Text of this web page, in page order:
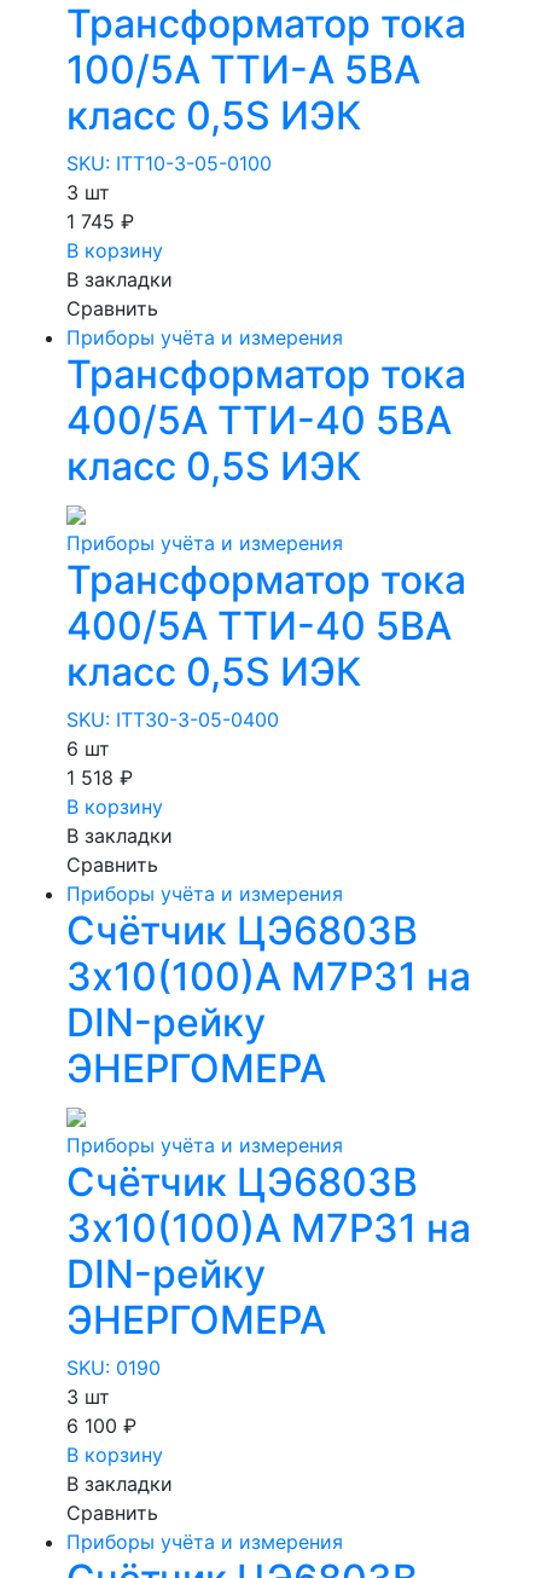
Трансформатор тока
100/5А ТТИ-А 5ВА
класс 0,5S ИЭК
SKU: ITT10-3-05-0100
3 шт
1 745 ₽
В корзину
В закладки
Сравнить
Приборы учёта и измерения
Трансформатор тока
400/5А ТТИ-40 5ВА
класс 0,5S ИЭК
Приборы учёта и измерения
Трансформатор тока
400/5А ТТИ-40 5ВА
класс 0,5S ИЭК
SKU: ITT30-3-05-0400
6 шт
1 518 ₽
В корзину
В закладки
Сравнить
Приборы учёта и измерения
Счётчик ЦЭ6803В
3х10(100)А М7Р31 на
DIN-рейку
ЭНЕРГОМЕРА
Приборы учёта и измерения
Счётчик ЦЭ6803В
3х10(100)А М7Р31 на
DIN-рейку
ЭНЕРГОМЕРА
SKU: 0190
3 шт
6 100 ₽
В корзину
В закладки
Сравнить
Приборы учёта и измерения